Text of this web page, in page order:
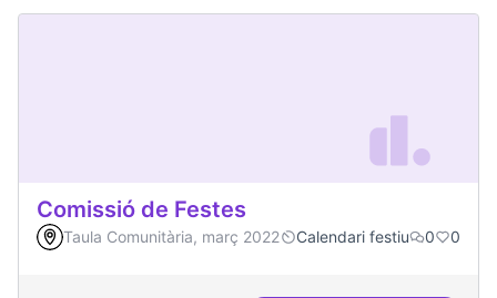
Comissió de Festes
Taula Comunitària, març 2022 Calendari festiu 0 0